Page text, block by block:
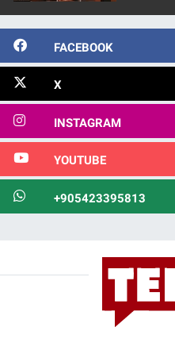
FACEBOOK
X
INSTAGRAM
YOUTUBE
+905423395813